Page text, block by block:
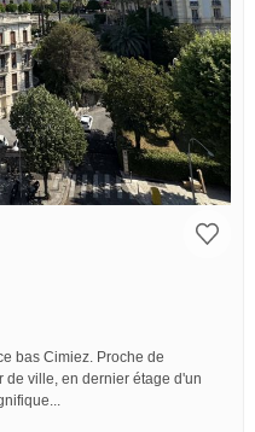
bas Cimiez. Proche de
de ville, en dernier étage d'un